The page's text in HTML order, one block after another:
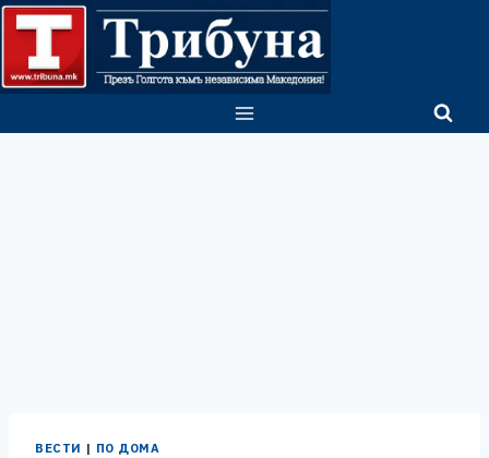
Skip
content
ВЕСТИ | ПО ДОМА